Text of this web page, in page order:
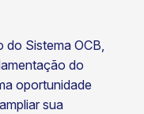
Sistema OCB,
do
oportunidade
sua